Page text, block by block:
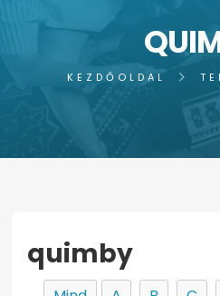
KEZDŐOLDAL
quimby